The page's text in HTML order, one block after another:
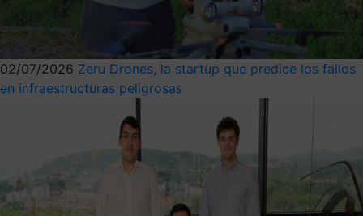
02/07/2026 Zeru Drones, la startup que predice los fallos
en infraestructuras peligrosas